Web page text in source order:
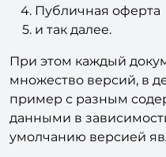
Публичная оферта
и так далее.
При этом каждый
множество версий, в
пример с разным
данными в
умолчанию версией